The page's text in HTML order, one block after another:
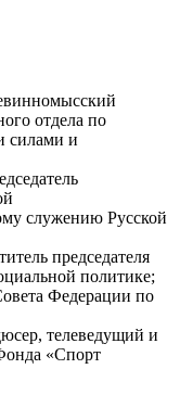
отдела по
силами и
служению Русской
председателя
политике;
Федерации по
телеведущий и
«Спорт